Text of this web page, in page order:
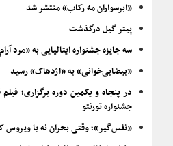
«ابرسواران مه رکاب» منتشر شد
پیتر گیل درگذشت
سه جایزه جشنواره ایتالیایی به «مرد
«بیضایی‌خوانی» به «اژدهاک» رسید
در پنجاه و یکمین دوره برگزاری؛
جشنواره تورنتو
«نفس‌گیر»؛ وقتی بحران نه با ویروس